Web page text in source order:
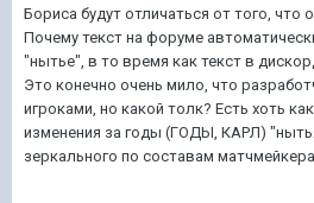
Бориса будут отличаться от того, что
Почему текст на форуме
"нытье", в то время как текст в
Это конечно очень мило, что
игроками, но какой толк? Есть хоть
изменения за годы (ГОДЫ, КАРЛ)
зеркального по составам